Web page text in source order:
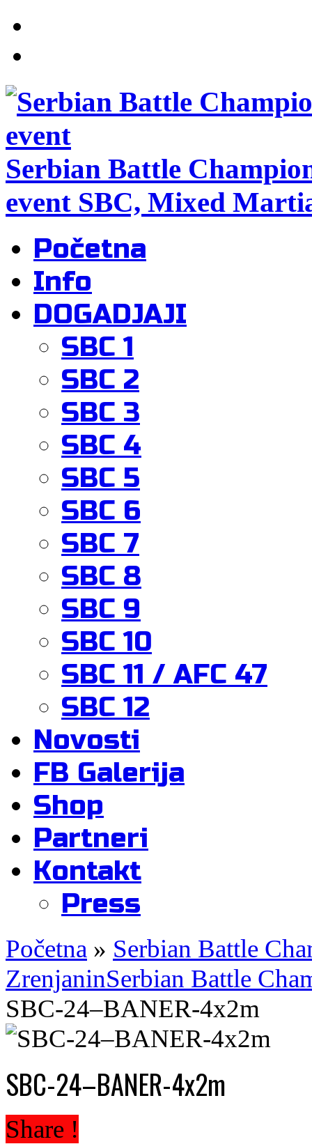
Serbian Battle
event SBC, Mixed
Početna
Info
DOGADJAJI
SBC 1
SBC 2
SBC 3
SBC 4
SBC 5
SBC 6
SBC 7
SBC 8
SBC 9
SBC 10
SBC 11 / AFC 47
SBC 12
Novosti
FB Galerija
Shop
Partneri
Kontakt
Press
Početna » Serbian Battle
ZrenjaninSerbian Battle
SBC-24–BANER-4x2m
SBC-24–BANER-4x2m
Share !